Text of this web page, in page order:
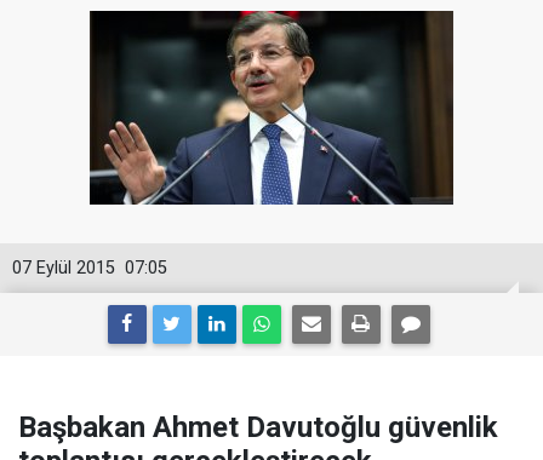
07:05
07 Eylül 2015
Başbakan Ahmet Davutoğlu güvenlik